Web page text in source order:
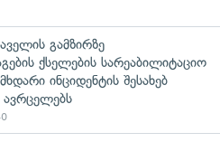
გამზირზე
ქსელების სარეაბილიტაციო
ინციდენტის შესახებ
ავრცელებს